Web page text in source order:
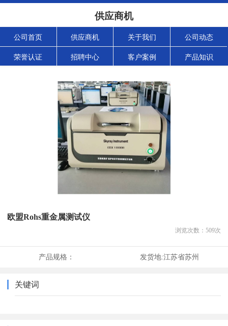
供应商机
公司首页 供应商机 关于我们 公司动态
荣誉认证 招聘中心 客户案例 产品知识
欧盟Rohs重金属测试仪
浏览次数： 509次
产品规格： 发货地:江苏省苏州
关键词